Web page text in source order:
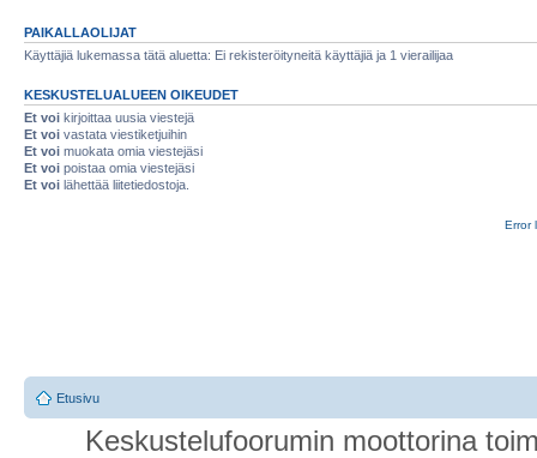
PAIKALLAOLIJAT
Käyttäjiä lukemassa tätä aluetta: Ei rekisteröityneitä käyttäjiä ja 1 vierailijaa
KESKUSTELUALUEEN OIKEUDET
Et voi kirjoittaa uusia viestejä
Et voi vastata viestiketjuihin
Et voi muokata omia viestejäsi
Et voi poistaa omia viestejäsi
Et voi lähettää liitetiedostoja.
Error
Etusivu
Keskustelufoorumin moottorina